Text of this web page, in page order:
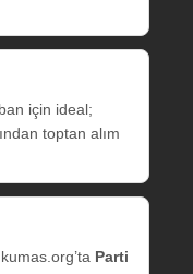
için ideal;
toptan alım
Parti